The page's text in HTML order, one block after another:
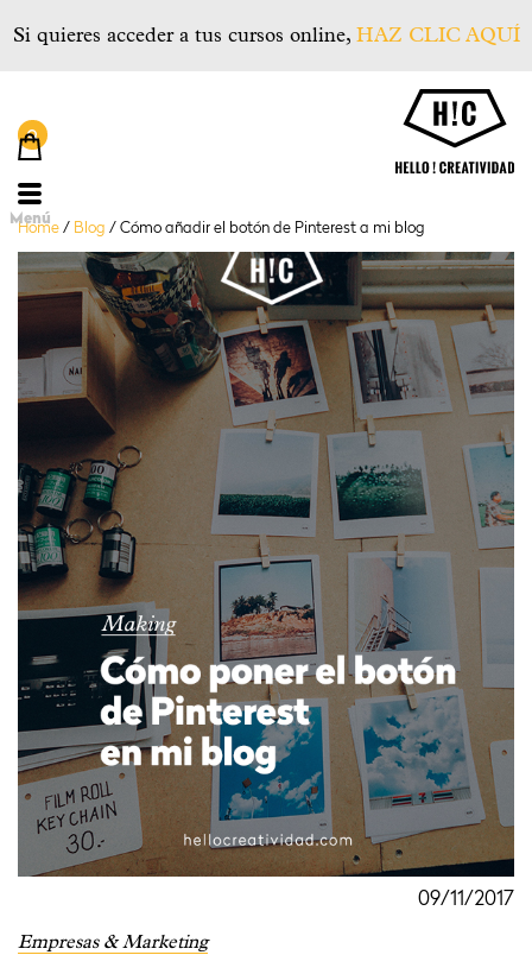
Si quieres acceder a tus cursos online, HAZ CLIC AQUÍ
Menú
Home / Blog / Cómo añadir el botón de Pinterest a mi blog
09/11/2017
Empresas & Marketing